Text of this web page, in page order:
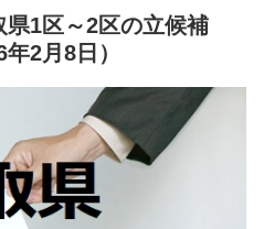
1区～2区の立候補
2月8日）